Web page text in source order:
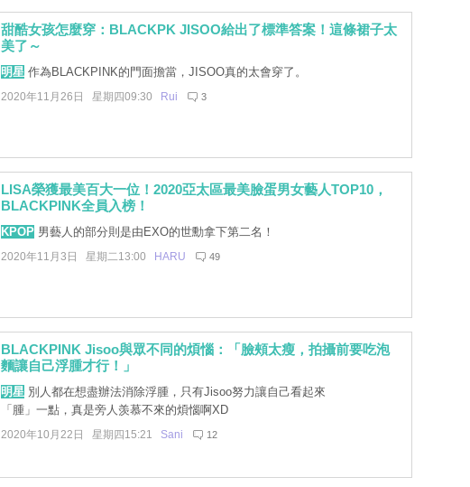
甜酷女孩怎麼穿：BLACKPK JISOO給出了標準答案！這條裙子太
美了～
明星作為BLACKPINK的門面擔當，JISOO真的太會穿了。
2020年11月26日 星期四09:30 Rui 3
LISA榮獲最美百大一位！2020亞太區最美臉蛋男女藝人TOP10，
BLACKPINK全員入榜！
KPOP男藝人的部分則是由EXO的世勳拿下第二名！
2020年11月3日 星期二13:00 HARU 49
BLACKPINK Jisoo與眾不同的煩惱：「臉頰太瘦，拍攝前要吃泡
麵讓自己浮腫才行！」
明星別人都在想盡辦法消除浮腫，只有Jisoo努力讓自己看起來
「腫」一點，真是旁人羡慕不來的煩惱啊XD
2020年10月22日 星期四15:21 Sani 12